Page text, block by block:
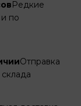
Редкие
по
Отправка